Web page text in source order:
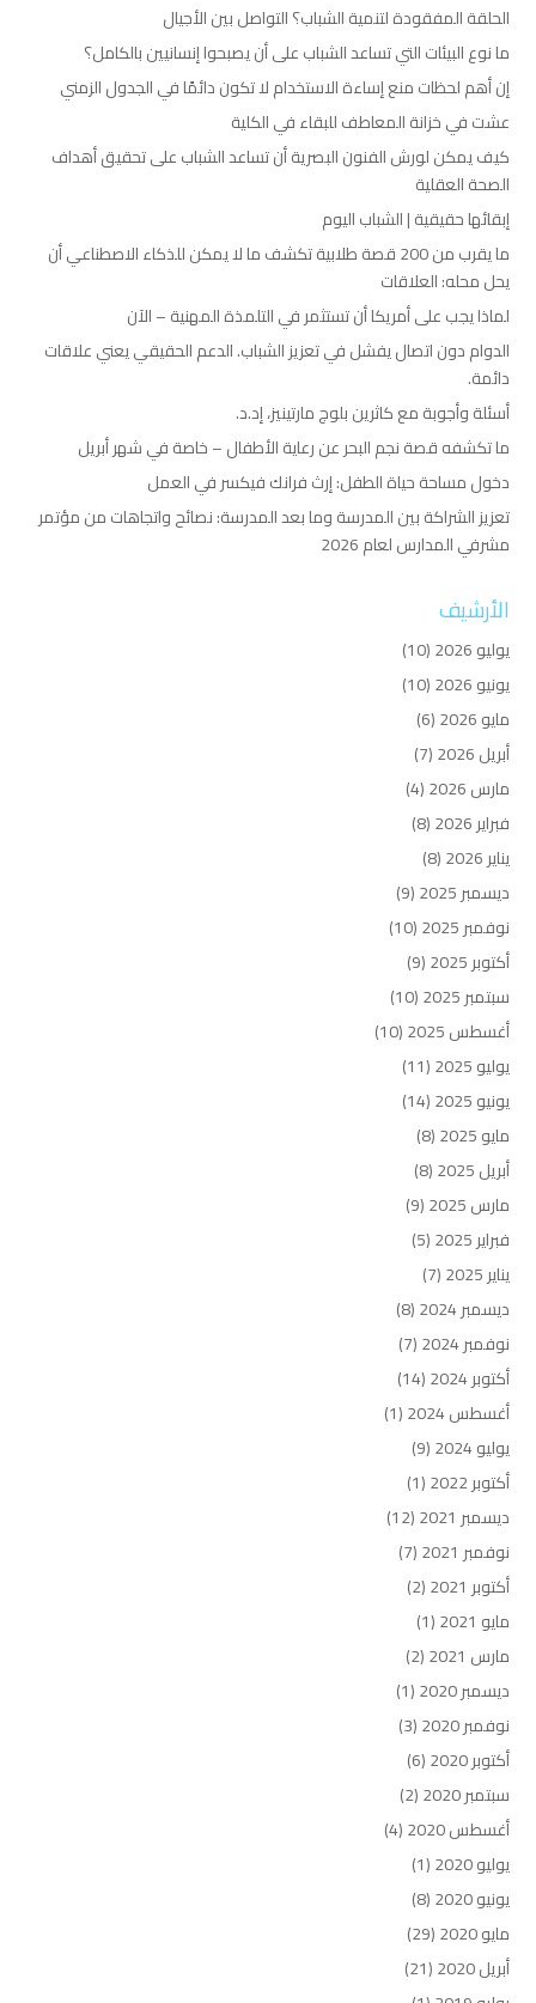
الحلقة المفقودة لتنمية الشباب؟ التواصل بين الأجيال
ما نوع البيئات التي تساعد الشباب على أن يصبحوا إنسانيين بالكامل؟
إن أهم لحظات منع إساءة الاستخدام لا تكون دائمًا في الجدول الزمني
عشت في خزانة المعاطف للبقاء في الكلية
كيف يمكن لورش الفنون البصرية أن تساعد الشباب على تحقيق أهداف
الصحة العقلية
إبقائها حقيقية | الشباب اليوم
ما يقرب من 200 قصة طلابية تكشف ما لا يمكن للذكاء الاصطناعي أن
يحل محله: العلاقات
لماذا يجب على أمريكا أن تستثمر في التلمذة المهنية – الآن
الدوام دون اتصال يفشل في تعزيز الشباب. الدعم الحقيقي يعني علاقات
دائمة.
أسئلة وأجوبة مع كاثرين بلوج مارتينيز، إد.د.
ما تكشفه قصة نجم البحر عن رعاية الأطفال – خاصة في شهر أبريل
دخول مساحة حياة الطفل: إرث فرانك فيكسر في العمل
تعزيز الشراكة بين المدرسة وما بعد المدرسة: نصائح واتجاهات من مؤتمر
مشرفي المدارس لعام 2026
الأرشيف
يوليو 2026
(10)
يونيو 2026
(10)
مايو 2026
(6)
أبريل 2026
(7)
مارس 2026
(4)
فبراير 2026
(8)
يناير 2026
(8)
ديسمبر 2025
(9)
نوفمبر 2025
(10)
أكتوبر 2025
(9)
سبتمبر 2025
(10)
أغسطس 2025
(10)
يوليو 2025
(11)
يونيو 2025
(14)
مايو 2025
(8)
أبريل 2025
(8)
مارس 2025
(9)
فبراير 2025
(5)
يناير 2025
(7)
ديسمبر 2024
(8)
نوفمبر 2024
(7)
أكتوبر 2024
(14)
أغسطس 2024
(1)
يوليو 2024
(9)
أكتوبر 2022
(1)
ديسمبر 2021
(12)
نوفمبر 2021
(7)
أكتوبر 2021
(2)
مايو 2021
(1)
مارس 2021
(2)
ديسمبر 2020
(1)
نوفمبر 2020
(3)
أكتوبر 2020
(6)
سبتمبر 2020
(2)
أغسطس 2020
(4)
يوليو 2020
(1)
يونيو 2020
(8)
مايو 2020
(29)
أبريل 2020
(21)